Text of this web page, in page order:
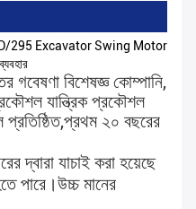
295 Excavator Swing Motor
বিশেষজ্ঞ কোম্পানি,
যান্ত্রিক প্রকৌশল
প্রথম ২০ বছরের
দ্বারা যাচাই করা হয়েছে
পারে।উচ্চ মানের